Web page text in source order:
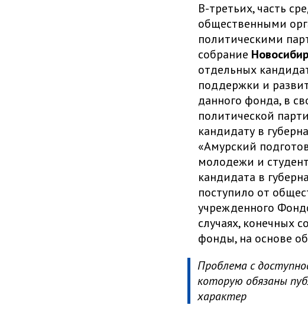
В-третьих, часть
общественными
политическими
собрание
отдельных
поддержки и
данного фонда, в
политической
кандидату в
«Амурский
молодежи и
кандидата в
поступило от
учрежденного
случаях, конечных
фонды, на основе
Проблема с
которую обязаны
характер